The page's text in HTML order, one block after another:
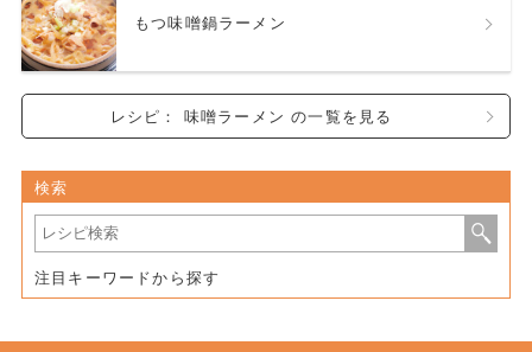
もつ味噌鍋ラーメン
レシピ： 味噌ラーメン の一覧を見る
検索
注目キーワードから探す